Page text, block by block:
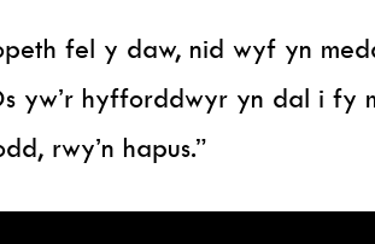
fel y daw, nid wyf yn
yw’r hyfforddwyr yn dal i fy
rwy’n hapus.”